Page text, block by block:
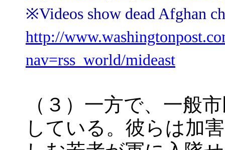
※Videos show dead Afghan
http://
nav=rss_world/mideast
（３）一方で、一般
している。彼らは加